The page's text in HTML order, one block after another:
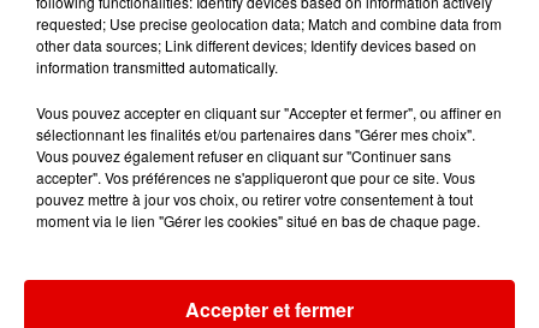
TITRES DIFFUSÉS
9h49
9h49
ORIA
9h47
9h47
BRUNO MARS
On My Soul
9h38
9h38
DAVID GUETTA, TEDDY
requested; Use precise geolocation data; Match and combine data from
other data sources; Link different devices; Identify devices based on
information transmitted automatically.
Vous pouvez accepter en cliquant sur "Accepter et fermer", ou affiner en
sélectionnant les finalités et/ou partenaires dans "Gérer mes choix".
Vous pouvez également refuser en cliquant sur "Continuer sans
accepter". Vos préférences ne s'appliqueront que pour ce site. Vous
pouvez mettre à jour vos choix, ou retirer votre consentement à tout
moment via le lien "Gérer les cookies" situé en bas de chaque page.
Accepter et fermer